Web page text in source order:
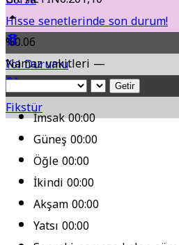
Hisse senetlerinde son durum!
Yol Durumu
Fikstür
%0.06
Namaz vakitleri —
Getir
İmsak00:00
Güneş00:00
Öğle00:00
İkindi00:00
Akşam00:00
Yatsı00:00